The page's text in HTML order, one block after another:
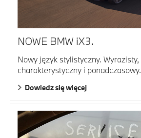
NOWE BMW iX3.
Nowy język stylistyczny. Wyrazisty,
charakterystyczny i ponadczasowy.
Dowiedz się więcej